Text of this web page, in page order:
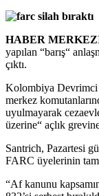
HABER
yapılan “barış“
çıktı.
Kolombiya Devrimci
merkez
uyulmayarak
üzerine“ açlık
Santrich, Pazartesi
FARC üyelerinin
“Af kanunu